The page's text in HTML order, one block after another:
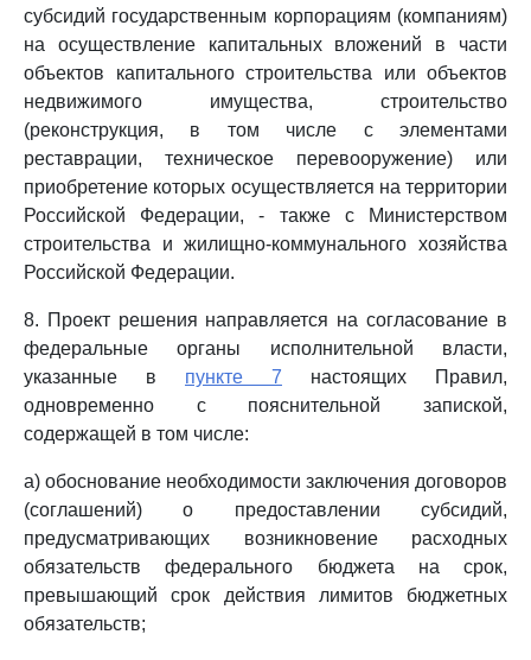
субсидий государственным корпорациям (компаниям)
на осуществление капитальных вложений в части
объектов капитального строительства или объектов
недвижимого имущества, строительство
(реконструкция, в том числе с элементами
реставрации, техническое перевооружение) или
приобретение которых осуществляется на территории
Российской Федерации, - также с Министерством
строительства и жилищно-коммунального хозяйства
Российской Федерации.
8. Проект решения направляется на согласование в
федеральные органы исполнительной власти,
указанные в пункте 7 настоящих Правил,
одновременно с пояснительной запиской,
содержащей в том числе:
а) обоснование необходимости заключения договоров
(соглашений) о предоставлении субсидий,
предусматривающих возникновение расходных
обязательств федерального бюджета на срок,
превышающий срок действия лимитов бюджетных
обязательств;